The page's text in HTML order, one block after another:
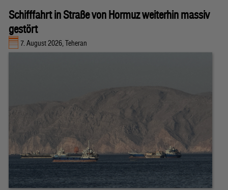
Schifffahrt in Straße von Hormuz weiterhin massiv
gestört
7. August 2026, Teheran